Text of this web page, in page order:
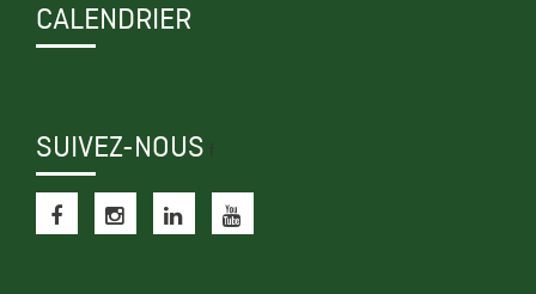
CALENDRIER
SUIVEZ-NOUS f